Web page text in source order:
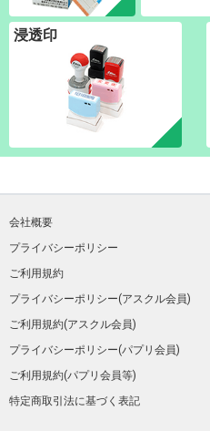
浸透印
会社概要
プライバシーポリシー
ご利用規約
プライバシーポリシー(アスクル会員)
ご利用規約(アスクル会員)
プライバシーポリシー(パプリ会員)
ご利用規約(パプリ会員等)
特定商取引法に基づく表記